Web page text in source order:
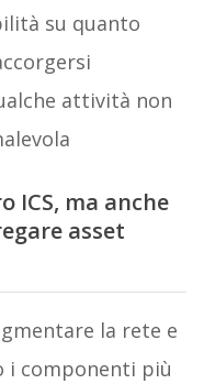
su quanto
attività non
ICS, ma anche
asset
la rete e
i componenti più